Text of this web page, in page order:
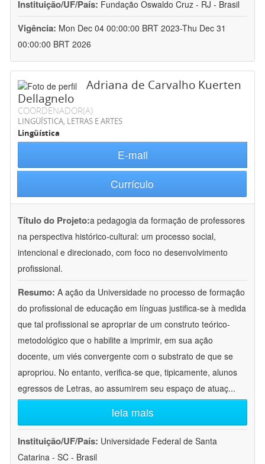
Instituição/UF/País: Fundação Oswaldo Cruz - RJ - Brasil
Vigência: Mon Dec 04 00:00:00 BRT 2023-Thu Dec 31
00:00:00 BRT 2026
Adriana de Carvalho Kuerten
Dellagnelo
COORDENADOR(A)
LINGÜÍSTICA, LETRAS E ARTES
Lingüística
E-mail
Currículo
Título do Projeto:a pedagogia da formação de professores
na perspectiva histórico-cultural: um processo social,
intencional e direcionado, com foco no desenvolvimento
profissional.
Resumo: A ação da Universidade no processo de formação
do profissional de educação em línguas justifica-se à medida
que tal profissional se apropriar de um construto teórico-
metodológico que o habilite a imprimir, em sua ação
docente, um viés convergente com o substrato de que se
apropriou. No entanto, verifica-se que, tipicamente, alunos
egressos de Letras, ao assumirem seu espaço de atuaç...
leia mais
Instituição/UF/País: Universidade Federal de Santa
Catarina - SC - Brasil